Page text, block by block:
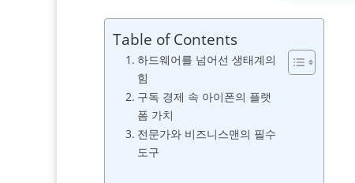
Table of Contents
하드웨어를 넘어선 생태계의
힘
구독 경제 속 아이폰의 플랫
폼 가치
전문가와 비즈니스맨의 필수
도구